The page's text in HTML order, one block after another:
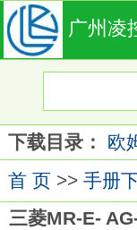
广州凌
下载目录： 欧
首 页>> 手册
三菱MR-E-